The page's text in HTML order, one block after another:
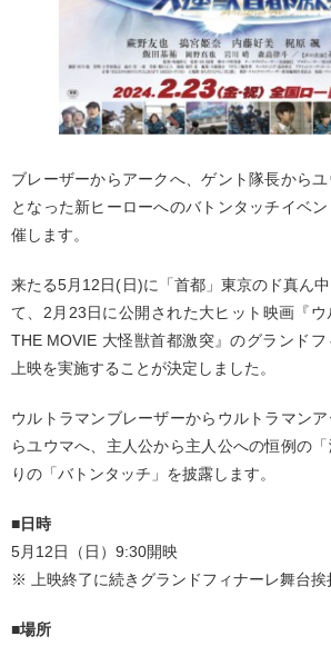
ブレーザーからアークへ、ゲント隊長から
となった新ヒーローへのバトンタッチイベ
催します。
来たる5月12日(日)に「首都」東京のド真ん
て、2月23日に公開された大ヒット映画『
THE MOVIE 大怪獣首都激突』のグランド
上映を実施することが決定しました。
ウルトラマンブレーザーからウルトラマン
らユウマへ、主人公から主人公への恒例の
りの「バトンタッチ」を披露します。
■日時
5月12日（日）9:30開映
※ 上映終了に続きグランドフィナーレ舞台
■場所